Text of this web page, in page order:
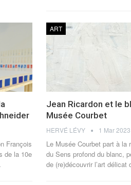
François
de la 10e
ART
Jean Ricardon et le
Musée Courbet
HERVÉ LÉVY 1 Mar 2023
Le Musée Courbet part à la
du Sens profond du blanc,
de (re)découvrir l’art délicat